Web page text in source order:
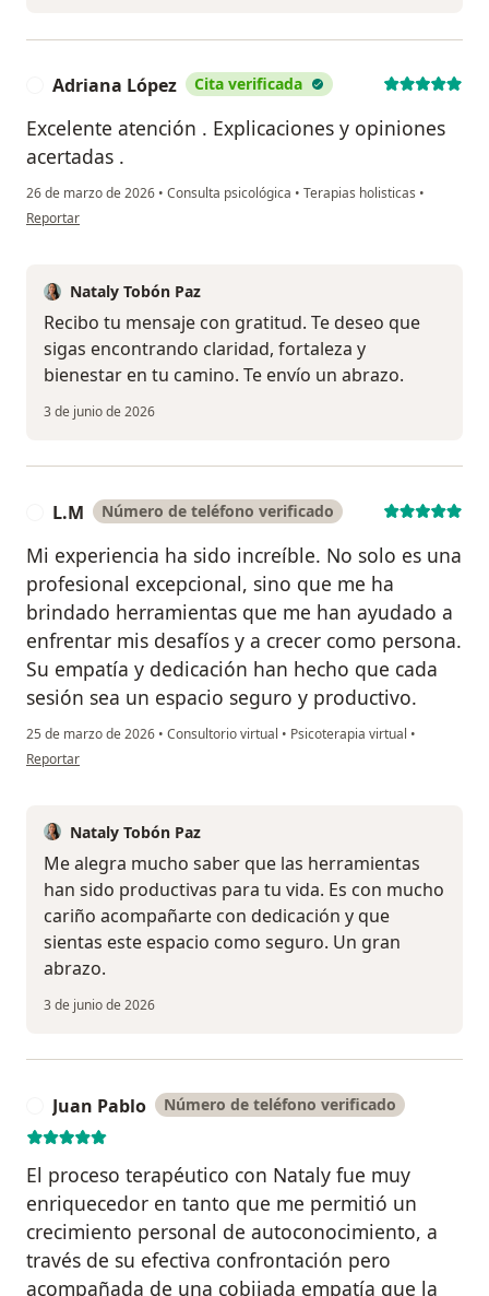
Adriana López Cita verificada
Excelente atención . Explicaciones y opiniones
acertadas .
26 de marzo de 2026 • Consulta psicológica • Terapias holisticas •
en opinión del usuario Adriana López
Reportar
Nataly Tobón Paz
Recibo tu mensaje con gratitud. Te deseo que
sigas encontrando claridad, fortaleza y
bienestar en tu camino. Te envío un abrazo.
3 de junio de 2026
L.M Número de teléfono verificado
Mi experiencia ha sido increíble. No solo es una
profesional excepcional, sino que me ha
brindado herramientas que me han ayudado a
enfrentar mis desafíos y a crecer como persona.
Su empatía y dedicación han hecho que cada
sesión sea un espacio seguro y productivo.
25 de marzo de 2026 • Consultorio virtual • Psicoterapia virtual •
en opinión del usuario L.M
Reportar
Nataly Tobón Paz
Me alegra mucho saber que las herramientas
han sido productivas para tu vida. Es con mucho
cariño acompañarte con dedicación y que
sientas este espacio como seguro. Un gran
abrazo.
3 de junio de 2026
Juan Pablo Número de teléfono verificado
El proceso terapéutico con Nataly fue muy
enriquecedor en tanto que me permitió un
crecimiento personal de autoconocimiento, a
través de su efectiva confrontación pero
acompañada de una cobijada empatía que la